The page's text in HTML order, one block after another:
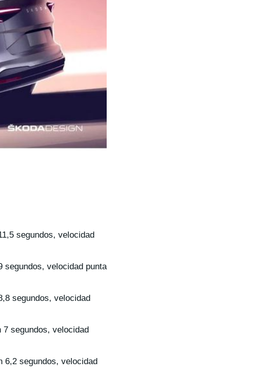
segundos, velocidad
segundos, velocidad punta
segundos, velocidad
segundos, velocidad
6,2 segundos, velocidad